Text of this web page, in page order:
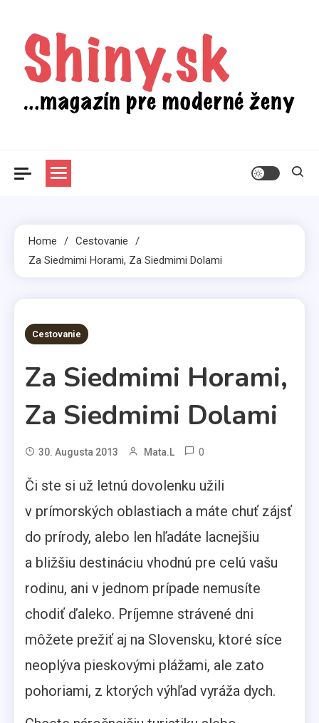
content
Home
Cestovanie
Za Siedmimi Horami, Za Siedmimi Dolami
2 MINS READ
Cestovanie
Za Siedmimi Horami,
Za Siedmimi Dolami
30. Augusta 2013 Mata.l 0
Či ste si už letnú dovolenku užili
v prímorských oblastiach a máte chuť zájsť
do prírody, alebo len hľadáte lacnejšiu
a bližšiu destináciu vhodnú pre celú vašu
rodinu, ani v jednom prípade nemusíte
chodiť ďaleko. Príjemne strávené dni
môžete prežiť aj na Slovensku, ktoré síce
neoplýva pieskovými plážami, ale zato
pohoriami, z ktorých výhľad vyráža dych.